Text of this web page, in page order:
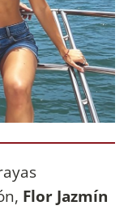
Flor Jazmín